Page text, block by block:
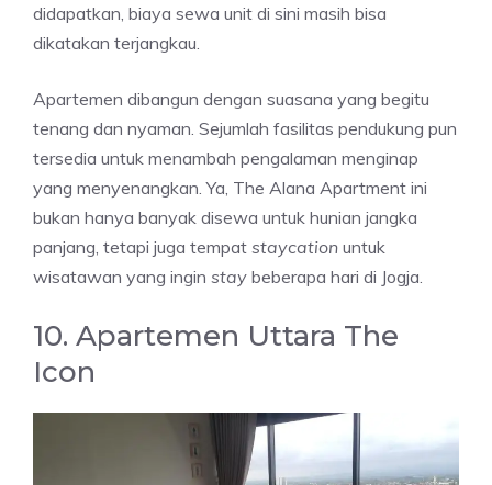
didapatkan, biaya sewa unit di sini masih bisa
dikatakan terjangkau.
Apartemen dibangun dengan suasana yang begitu
tenang dan nyaman. Sejumlah fasilitas pendukung pun
tersedia untuk menambah pengalaman menginap
yang menyenangkan. Ya, The Alana Apartment ini
bukan hanya banyak disewa untuk hunian jangka
panjang, tetapi juga tempat staycation untuk
wisatawan yang ingin stay beberapa hari di Jogja.
10. Apartemen Uttara The
Icon